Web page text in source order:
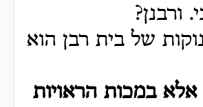
ורבנן?
של בית רבן הוא
אלא במכות הראויות